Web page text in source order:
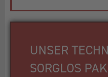
UNSER
SORGLOS